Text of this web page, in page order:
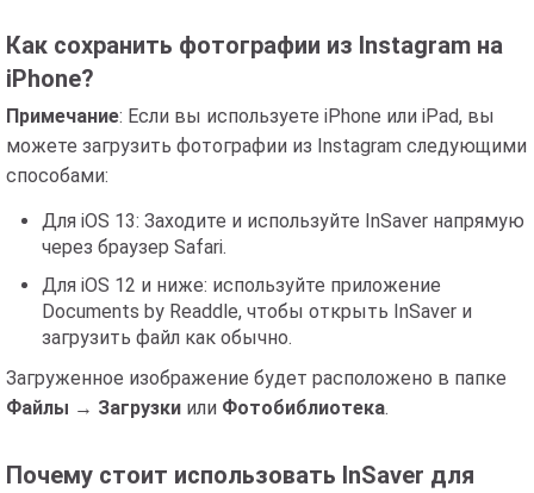
Как сохранить фотографии из Instagram на
iPhone?
Примечание: Если вы используете iPhone или iPad, вы
можете загрузить фотографии из Instagram следующими
способами:
Для iOS 13: Заходите и используйте InSaver напрямую
через браузер Safari.
Для iOS 12 и ниже: используйте приложение
Documents by Readdle, чтобы открыть InSaver и
загрузить файл как обычно.
Загруженное изображение будет расположено в папке
Файлы → Загрузки или Фотобиблиотека.
Почему стоит использовать InSaver для